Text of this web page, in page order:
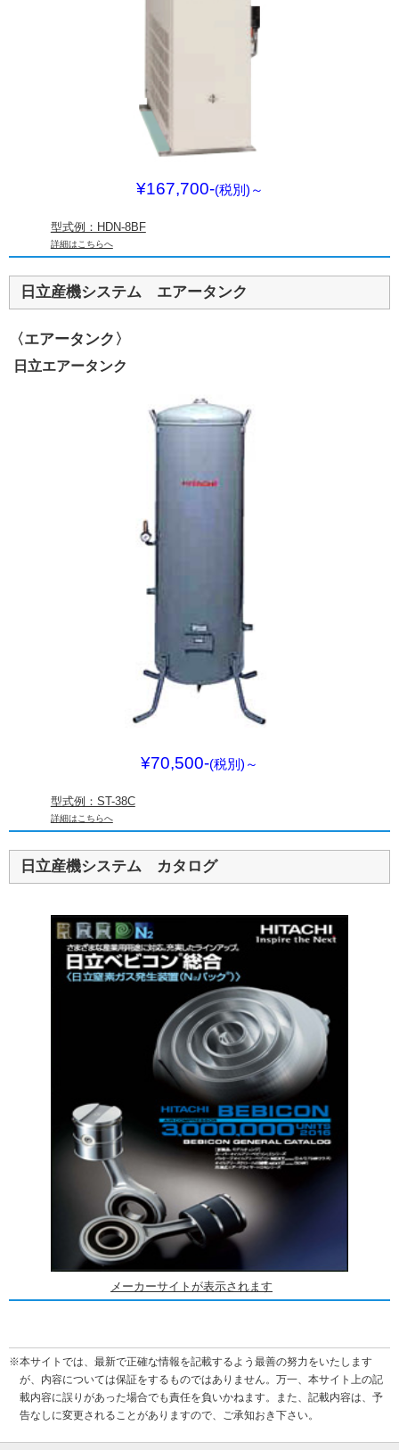
¥167,700-(税別) ～
型式例：HDN-8BF
詳細はこちらへ
日立産機システム エアータンク
〈エアータンク〉
日立エアータンク
¥70,500-(税別) ～
型式例：ST-38C
詳細はこちらへ
日立産機システム カタログ
メーカーサイトが表示されます
※本サイトでは、最新で正確な情報を記載するよう最善の努力をいたします
が、内容については保証をするものではありません。万一、本サイト上の記
載内容に誤りがあった場合でも責任を負いかねます。また、記載内容は、予
告なしに変更されることがありますので、ご承知おき下さい。